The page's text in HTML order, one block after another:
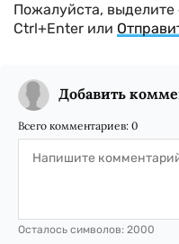
Пожалуйста,
Ctrl+Enter или
Добавить
Всего комментариев: 0
Осталось символов: 2000